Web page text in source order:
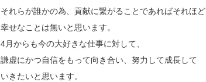
それらが誰かの為、貢献に繋がることであればそれほど
幸せなことは無いと思います。
4月からも今の大好きな仕事に対して、
謙虚にかつ自信をもって向き合い、努力して成長して
いきたいと思います。